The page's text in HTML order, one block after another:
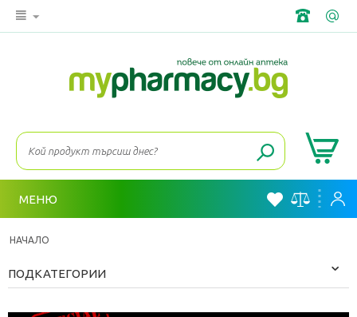
МЕНЮ
НАЧАЛО
ПОДКАТЕГОРИИ